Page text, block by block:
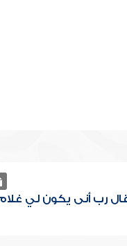
رب أنى يكون لي